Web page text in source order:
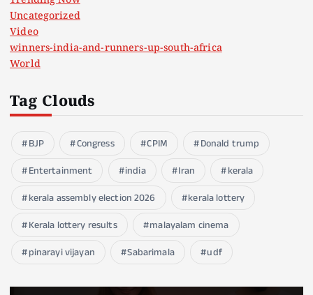
Uncategorized
Video
winners-india-and-runners-up-south-africa
World
Tag Clouds
BJP Congress CPIM
Donald trump
Entertainment
india Iran
kerala
kerala assembly election 2026
kerala lottery
Kerala lottery results
malayalam cinema
pinarayi vijayan
Sabarimala udf